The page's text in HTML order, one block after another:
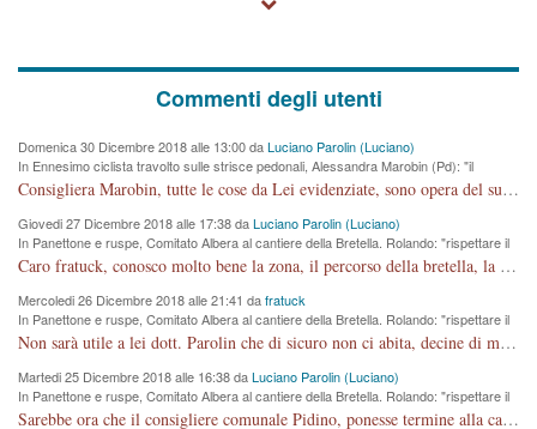
Commenti degli utenti
Domenica 30 Dicembre 2018 alle 13:00 daLuciano Parolin (Luciano)
In Ennesimo ciclista travolto sulle strisce pedonali, Alessandra Marobin (Pd): "il
Comune si svegli"
Consigliera Marobin, tutte le cose da Lei evidenziate, sono opera del suo ex Assessore e compagno di Partito Antonio Marco Dalla Pozza Assessore alla "progettazione" di piste ciclabili e altre porcherie. A lui manderei il conto da saldare per incidenti e danni alle persone. E' ora che "finiamola." Avete perso rassegnatevi. qui IL SINDACO RUCCO NON C'ENTRA PER NIENTE. CAPITO!!!!!!!! Amen.
Giovedi 27 Dicembre 2018 alle 17:38 daLuciano Parolin (Luciano)
In Panettone e ruspe, Comitato Albera al cantiere della Bretella. Rolando: "rispettare il
cronoprogramma"
Caro fratuck, conosco molto bene la zona, il percorso della bretella, la situazione dei cittadini, abito in Viale Trento. A partire dal 2003 ho partecipato al Comitato di Maddalene pro bretella, e a riunioni propositive per apportare modifiche al progetto. Numerose mie foto del territorio sono arrivate a Roma, altri miei interventi (non graditi dalla Sx) sono stati pubblicati dal GdV, assieme ad altri come Ciro Asproso, ora favorevole alla bretella. Ho partecipato alla raccolta firme per la chiusura della strada x 5 giorni eseguita dal Sindaco Hullwech per sforamento 180 Micro/g. Pertanto come impegno per la tematica sono apposto con la coscienza. Ora il Progetto è partito, fine! Voglio dire che la nuova Giunta "comunale" non c'entra più. L'opera sarà "malauguratamente" eseguita, ma non con il mio placet. Il Consigliere Comunale dovrebbe capire che la campagna elettorale è finita, con buona pace di tutti. Quello che invece dovrebbe interessare è la proprietà della strada, dall'uscita autostradale Ovest, sino alla Rotatoria dell'Albara, vi sono tre possessori: Autostrade SpA; La Provincia, il Comune. Come la mettiamo per il futuro ? I costi, da 50 sono saliti a 100 milioni di € come dire 20 milioni a KM (!) da non credere. Comunque si farà. Ma nessuno canti Vittoria, anzi meglio non farne un ulteriore fatto "partitico" per questioni elettorali o di seggio. Se mi manda la sua mail, sono disponibile ad inviare i documenti e le foto sopra descritte. Con ossequi, Luciano Parolin
Mercoledi 26 Dicembre 2018 alle 21:41 dafratuck
In Panettone e ruspe, Comitato Albera al cantiere della Bretella. Rolando: "rispettare il
cronoprogramma"
Non sarà utile a lei dott. Parolin che di sicuro non ci abita, decine di migliaia di TIR, automobili e padroncini che passano quotidianamente per una strada appena rotabile, non è più possibile stendere i panni, attraversare la strada senza rischiare la morte, le case stanno crepando, i tempi sono cambiati e la bretella non passerà assolutamente per maddalene (ma cosa sta a dire?!), dia invece responsabilità a chi ha costruito tagliando la strada che doveva invece terminare a isola vicentina e non al moracchino lasciando Motta di Costabissara ancora in panne di traffico. I tempi sono cambiati dottore e se l'anagrafe della vita stagna nell'essere umano impressioni conservatrici, la società non le considera perchè va avanti, si industrializza e ha bisogno di infrastrutture e di sviluppo. Ultima considerazione, se è geloso di Rolando perchè vede in lui solo campagne politiche mentre si difendono i SOLI diritti dei cittadini, la preghiamo faccia considerazioni più appropriate. Saluti e complimenti per i suoi scritti.
Martedi 25 Dicembre 2018 alle 16:38 daLuciano Parolin (Luciano)
In Panettone e ruspe, Comitato Albera al cantiere della Bretella. Rolando: "rispettare il
cronoprogramma"
Sarebbe ora che il consigliere comunale Pidino, ponesse termine alla campagna elettorale nel territorio del suo seggio Villaggio del Sole. La tiraca è iniziata, distruggerà 6 km di prateria ovest della città, ricca di fonti e sorgenti d'acqua. I cittadini di Maddalene non avranno più Pace la notte. Molta colpa per la costruzione di questa Strada è proprio del signor Rolando,dei suoi gazebo mobili e che vuol far passare questa opera VANDALICA come progetto "utile" a chi ? Non è cosa seria sig. Rolando!